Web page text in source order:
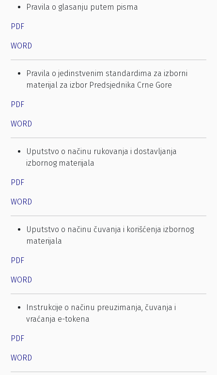
Pravila o glasanju putem pisma
PDF
WORD
Pravila o jedinstvenim standardima za izborni
materijal za izbor Predsjednika Crne Gore
PDF
WORD
Uputstvo o načinu rukovanja i dostavljanja
izbornog materijala
PDF
WORD
Uputstvo o načinu čuvanja i korišćenja izbornog
materijala
PDF
WORD
Instrukcije o načinu preuzimanja, čuvanja i
vraćanja e-tokena
PDF
WORD